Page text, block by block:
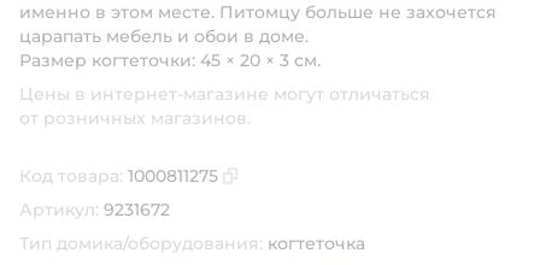
именно в этом месте. Питомцу больше не захочется
царапать мебель и обои в доме.
Размер когтеточки: 45 × 20 × 3 см.
Цены в интернет-магазине могут отличаться
от розничных магазинов.
Код товара: 1000811275
Артикул: 9231672
Тип домика/оборудования: когтеточка